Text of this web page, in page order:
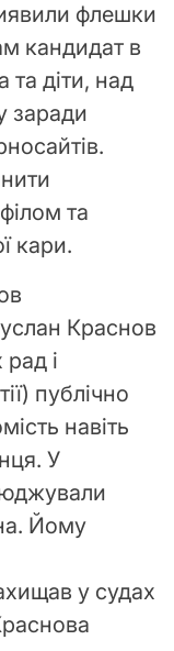
флешки
кандидат в
та діти, над
заради
та
кари.
Краснов
і
публічно
навіть
У
Йому
у судах